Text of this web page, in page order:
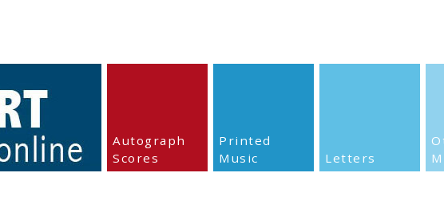
Autograph
Scores
Printed
Music
Letters